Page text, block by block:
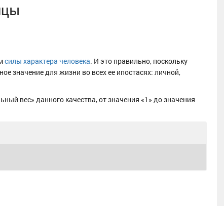
силы характера человека. И это правильно, поскольку
значение для жизни во всех ее ипостасях: личной,
вес» данного качества, от значения «1» до значения